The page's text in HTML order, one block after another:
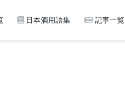
日本酒用語集 記事一覧